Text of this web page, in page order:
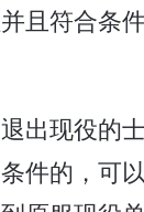
且符合条
出现役的
件的，可